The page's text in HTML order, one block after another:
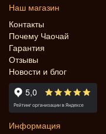
Наш магазин
Контакты
Почему Чаочай
Гарантия
Отзывы
Новости и блог
Информация